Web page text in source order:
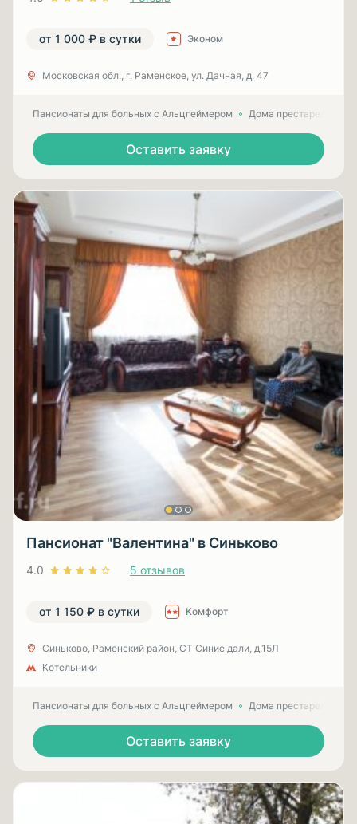
от 1 000 ₽ в сутки Эконом
Московская обл., г. Раменское, ул. Дачная, д. 47
Пансионаты для больных с Альцгеймером Дома престарелых
Оставить заявку
Пансионат "Валентина" в Синьково
4.0 5 отзывов
от 1 150 ₽ в сутки Комфорт
Синьково, Раменский район, СТ Синие дали, д.15Л
Котельники
Пансионаты для больных с Альцгеймером Дома престарелых
Оставить заявку